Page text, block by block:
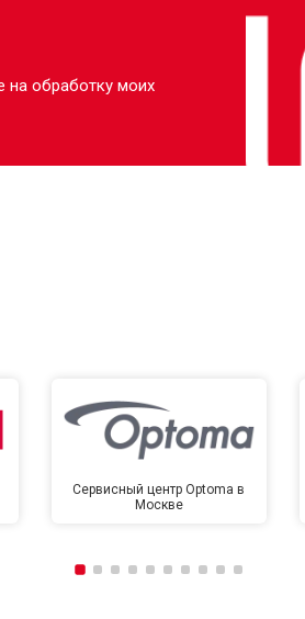
на обработку моих
Сервисный центр Optoma в
Москве